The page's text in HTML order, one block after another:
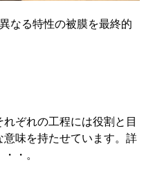
なる特性の被膜を最終的
ぞれの工程には役割と目
味を持たせています。詳
・。